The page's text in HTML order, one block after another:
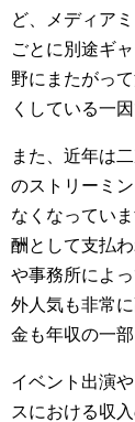
ど、メディア
ごとに別途ギ
野にまたがっ
くしている一因
また、近年は
のストリーミ
なくなってい
酬として支払
や事務所によ
外人気も非常
金も年収の一
イベント出演
スにおける収